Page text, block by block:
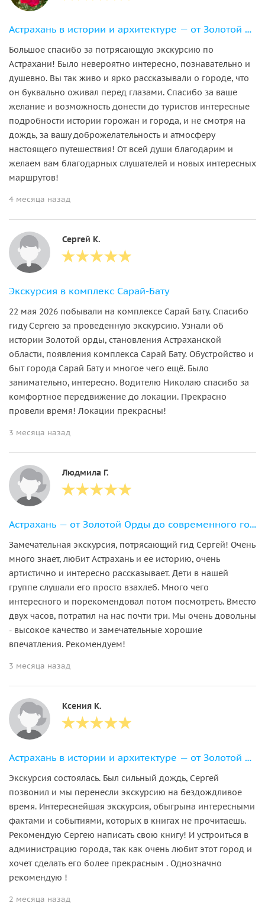
Астрахань в истории и архитектуре — от Золотой Орды до наших дней
Большое спасибо за потрясающую экскурсию по
Астрахани! Было невероятно интересно, познавательно и
душевно. Вы так живо и ярко рассказывали о городе, что
он буквально оживал перед глазами. Спасибо за ваше
желание и возможность донести до туристов интересные
подробности истории горожан и города, и не смотря на
дождь, за вашу доброжелательность и атмосферу
настоящего путешествия! От всей души благодарим и
желаем вам благодарных слушателей и новых интересных
маршрутов!
4 месяца назад
Сергей К.
Экскурсия в комплекс Сарай-Бату
22 мая 2026 побывали на комплексе Сарай Бату. Спасибо
гиду Сергею за проведенную экскурсию. Узнали об
истории Золотой орды, становления Астраханской
области, появления комплекса Сарай Бату. Обустройство и
быт города Сарай Бату и многое чего ещё. Было
занимательно, интересно. Водителю Николаю спасибо за
комфортное передвижение до локации. Прекрасно
провели время! Локации прекрасны!
3 месяца назад
Людмила Г.
Астрахань — от Золотой Орды до современного города
Замечательная экскурсия, потрясающий гид Сергей! Очень
много знает, любит Астрахань и ее историю, очень
артистично и интересно рассказывает. Дети в нашей
группе слушали его просто взахлеб. Много чего
интересного и порекомендовал потом посмотреть. Вместо
двух часов, потратил на нас почти три. Мы очень довольны
- высокое качество и замечательные хорошие
впечатления. Рекомендуем!
3 месяца назад
Ксения К.
Астрахань в истории и архитектуре — от Золотой Орды до наших дней
Экскурсия состоялась. Был сильный дождь, Сергей
позвонил и мы перенесли экскурсию на бездождливое
время. Интереснейшая экскурсия, обыгрына интересными
фактами и событиями, которых в книгах не прочитаешь.
Рекомендую Сергею написать свою книгу! И устроиться в
администрацию города, так как очень любит этот город и
хочет сделать его более прекрасным . Однозначно
рекомендую !
2 месяца назад